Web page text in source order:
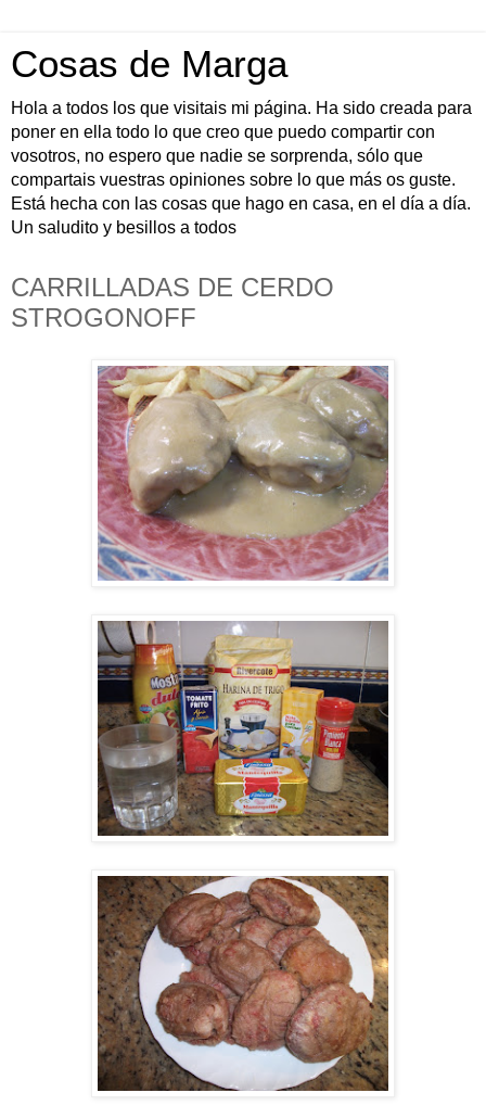
Cosas de Marga
Hola a todos los que visitais mi página. Ha sido creada para
poner en ella todo lo que creo que puedo compartir con
vosotros, no espero que nadie se sorprenda, sólo que
compartais vuestras opiniones sobre lo que más os guste.
Está hecha con las cosas que hago en casa, en el día a día.
Un saludito y besillos a todos
CARRILLADAS DE CERDO
STROGONOFF